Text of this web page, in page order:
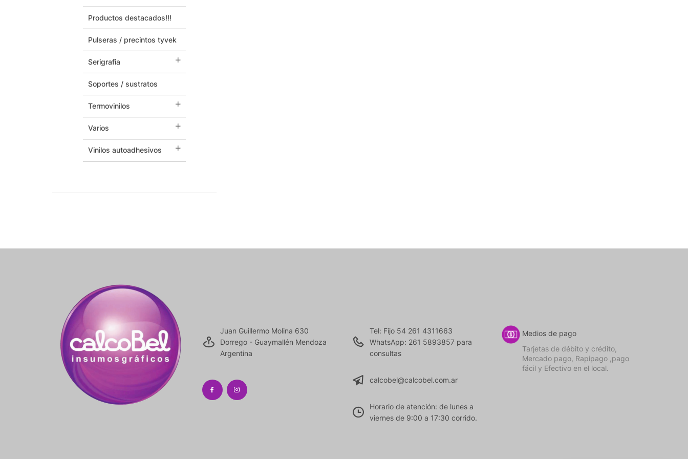
Maquinas y Repuestos
productos destacados!!!
pulseras / precintos tyvek
serigrafia
soportes / sustratos
termovinilos
varios
vinilos autoadhesivos
Juan Guillermo Molina 630
Dorrego - Guaymallén Mendoza
Argentina
Tel: Fijo 54 261 4311663
WhatsApp: 261 5893857 para
consultas
calcobel@calcobel.com.ar
Horario de atención: de lunes a
viernes de 9:00 a 17:30 corrido.
Medios de pago
Tarjetas de débito y crédito,
Mercado pago, Rapipago ,pago
fácil y Efectivo en el local.